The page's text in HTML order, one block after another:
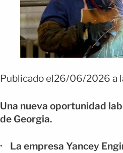
Publicado el26/06/2026 a
Una nueva oportunidad
de Georgia.
La empresa Yancey